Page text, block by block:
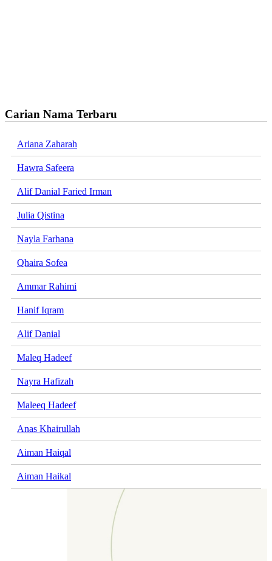
Carian Nama Terbaru
Ariana Zaharah
Hawra Safeera
Alif Danial Faried Irman
Julia Qistina
Nayla Farhana
Qhaira Sofea
Ammar Rahimi
Hanif Iqram
Alif Danial
Maleq Hadeef
Nayra Hafizah
Maleeq Hadeef
Anas Khairullah
Aiman Haiqal
Aiman Haikal